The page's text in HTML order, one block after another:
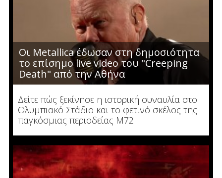
Οι Metallica έδωσαν στη δημοσιότητα
το επίσημο live video του "Creeping
Death" από την Αθήνα
Δείτε πώς ξεκίνησε η ιστορική συναυλία στο
Ολυμπιακό Στάδιο και το φετινό σκέλος της
παγκόσμιας περιοδείας M72